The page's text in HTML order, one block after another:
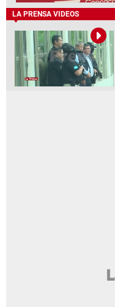
LA PRENSA VIDEOS